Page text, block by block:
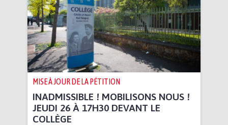
MISE À JOUR DE LA PÉTITION
INADMISSIBLE ! MOBILISONS NOUS !
JEUDI 26 À 17H30 DEVANT LE
COLLÈGE